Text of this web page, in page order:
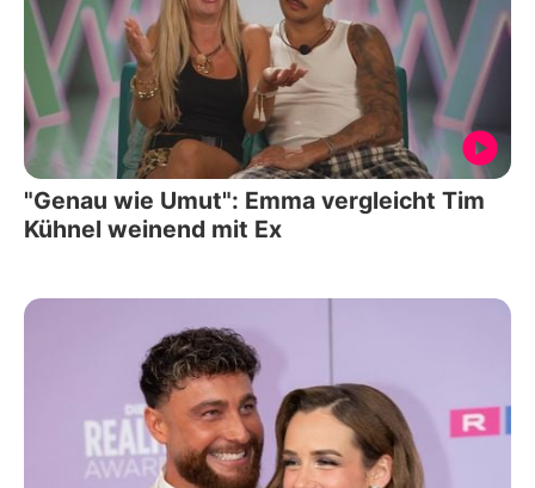
"Genau wie Umut": Emma vergleicht Tim
Kühnel weinend mit Ex